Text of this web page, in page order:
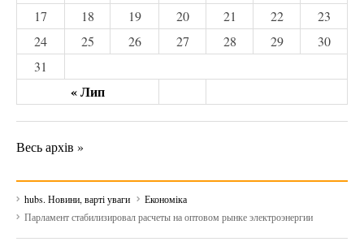
« Лип
17
18 19 20 21 22
23
24
25 26 27 28 29
30
31
Весь архів »
hubs. Новини, варті уваги
Економіка
Парламент стабилизировал расчеты на оптовом рынке электроэнергии